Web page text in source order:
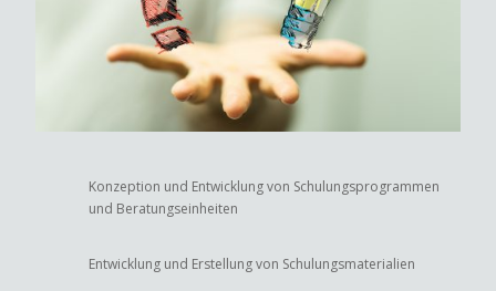
Konzeption und Entwicklung von Schulungsprogrammen
und Beratungseinheiten
Entwicklung und Erstellung von Schulungsmaterialien